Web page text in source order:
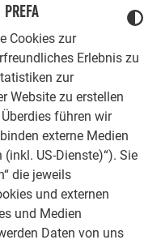
Cookies zur
Erlebnis zu
zur
Website zu erstellen
führen wir
externe Medien
US-Dienste)“). Sie
die jeweils
und externen
und Medien
Daten von uns